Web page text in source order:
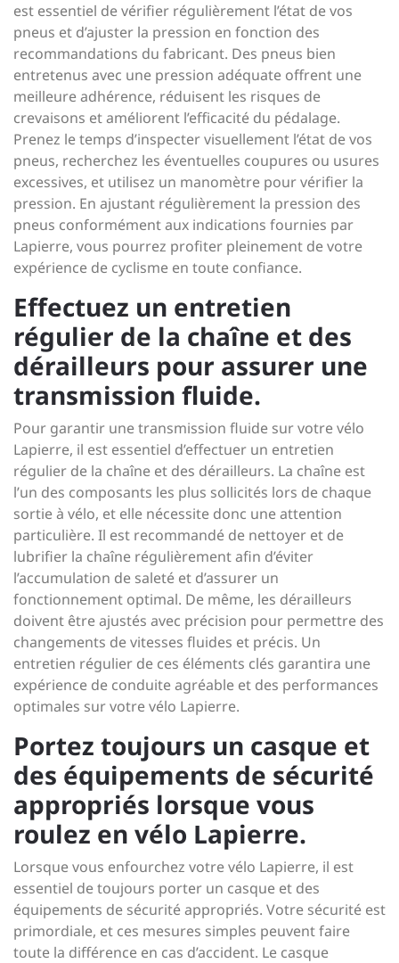
est essentiel de vérifier régulièrement l’état de vos
pneus et d’ajuster la pression en fonction des
recommandations du fabricant. Des pneus bien
entretenus avec une pression adéquate offrent une
meilleure adhérence, réduisent les risques de
crevaisons et améliorent l’efficacité du pédalage.
Prenez le temps d’inspecter visuellement l’état de vos
pneus, recherchez les éventuelles coupures ou usures
excessives, et utilisez un manomètre pour vérifier la
pression. En ajustant régulièrement la pression des
pneus conformément aux indications fournies par
Lapierre, vous pourrez profiter pleinement de votre
expérience de cyclisme en toute confiance.
Effectuez un entretien
régulier de la chaîne et des
dérailleurs pour assurer une
transmission fluide.
Pour garantir une transmission fluide sur votre vélo
Lapierre, il est essentiel d’effectuer un entretien
régulier de la chaîne et des dérailleurs. La chaîne est
l’un des composants les plus sollicités lors de chaque
sortie à vélo, et elle nécessite donc une attention
particulière. Il est recommandé de nettoyer et de
lubrifier la chaîne régulièrement afin d’éviter
l’accumulation de saleté et d’assurer un
fonctionnement optimal. De même, les dérailleurs
doivent être ajustés avec précision pour permettre des
changements de vitesses fluides et précis. Un
entretien régulier de ces éléments clés garantira une
expérience de conduite agréable et des performances
optimales sur votre vélo Lapierre.
Portez toujours un casque et
des équipements de sécurité
appropriés lorsque vous
roulez en vélo Lapierre.
Lorsque vous enfourchez votre vélo Lapierre, il est
essentiel de toujours porter un casque et des
équipements de sécurité appropriés. Votre sécurité est
primordiale, et ces mesures simples peuvent faire
toute la différence en cas d’accident. Le casque